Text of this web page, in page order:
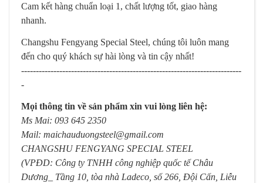
Cam kết hàng chuẩn loại 1, chất lượng tốt, giao hàng
nhanh.
Changshu Fengyang Special Steel, chúng tôi luôn mang
đến cho quý khách sự hài lòng và tin cậy nhất!
---------------------------------------------------------------------------
-
Mọi thông tin về sản phẩm xin vui lòng liên hệ:
Ms Mai: 093 645 2350
Mail: maichauduongsteel@gmail.com
CHANGSHU FENGYANG SPECIAL STEEL
(VPĐD: Công ty TNHH công nghiệp quốc tế Châu
Dương_ Tầng 10, tòa nhà Ladeco, số 266, Đội Cấn, Liễu